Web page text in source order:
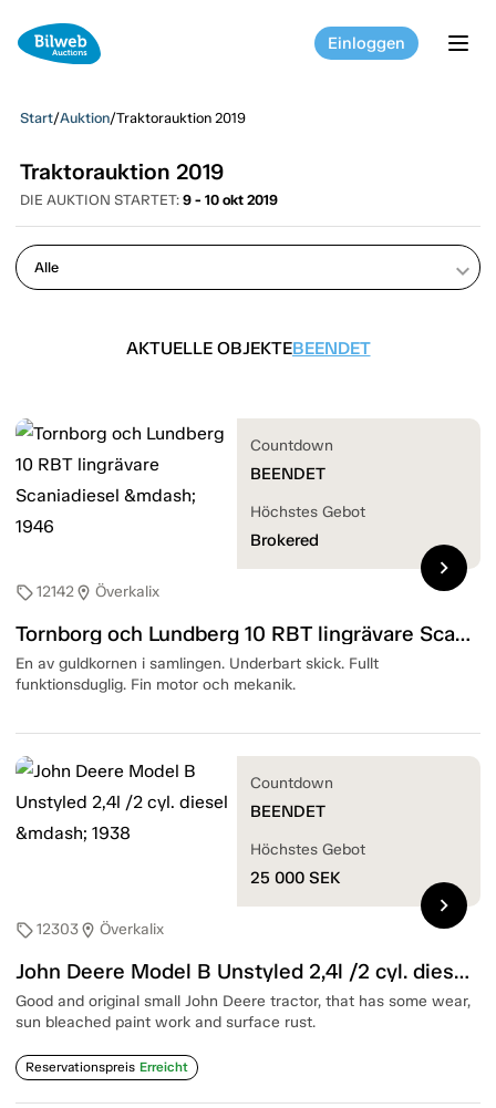
Einloggen
Start/Auktion/Traktorauktion 2019
Traktorauktion 2019
DIE AUKTION STARTET: 9 - 10 okt 2019
keyboard_arrow_down
AKTUELLE OBJEKTEBEENDET
sell12142location_on Överkalix
Tornborg och Lundberg 10 RBT lingrävare Scaniadiesel — 1946
En av guldkornen i samlingen. Underbart skick. Fullt
funktionsduglig. Fin motor och mekanik.
Countdown
BEENDET
Höchstes Gebot
Brokered
chevron_right
sell12303location_on Överkalix
John Deere Model B Unstyled 2,4l /2 cyl. diesel — 1938
Good and original small John Deere tractor, that has some wear,
sun bleached paint work and surface rust.
Reservationspreis Erreicht
Countdown
BEENDET
Höchstes Gebot
25 000 SEK
chevron_right